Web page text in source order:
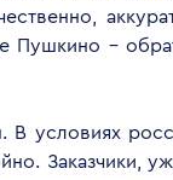
-
условиях
Заказчики,